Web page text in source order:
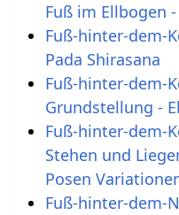
Fuß im Ellbogen
Fuß-hinter-dem-
Pada Shirasana
Fuß-hinter-dem-
Grundstellung -
Fuß-hinter-dem-
Stehen und
Posen
Fuß-hinter-dem-